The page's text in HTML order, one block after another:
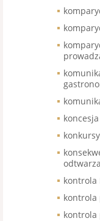
kontrola
kontrola
kontrola